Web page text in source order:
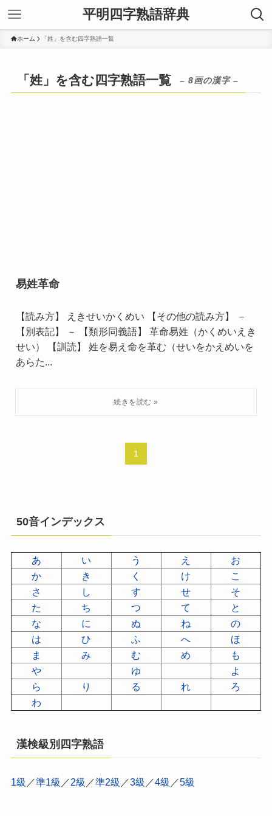
平明四字熟語辞典
ホーム 「姓」を含む四字熟語一覧
「姓」を含む四字熟語一覧 – 8画の漢字 –
易姓革命
【読み方】 えきせいかくめい 【その他の読み方】 －
【別表記】 － 【類形同義語】 革命易姓（かくめいえき
せい） 【訓読】 姓を易え命を革む（せいをかえめいを
あらた...
1
50音インデックス
あ い う え
お
か
き く け
こ
さ
し す せ
そ
た
ち つ て
と
な
に ぬ ね
の
は
ひ ふ へ
ほ
ま
み む め
も
や
ゆ
よ
ら
り る れ
ろ
わ
漢検級別四字熟語
1級 ／準1級 ／2級 ／準2級 ／3級 ／4級 ／5級